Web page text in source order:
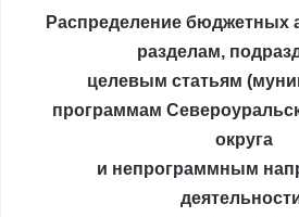
Распределение бюджетных
разделам,
целевым статьям
программам
округа
и непрограммным